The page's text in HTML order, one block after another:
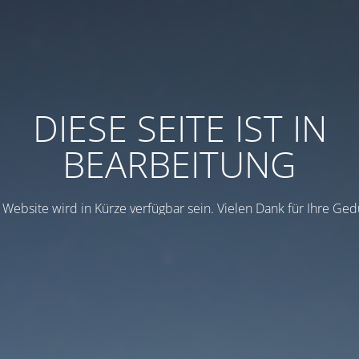
DIESE SEITE IST IN
BEARBEITUNG
wird in Kürze verfügbar sein. Vielen Dank für Ihre